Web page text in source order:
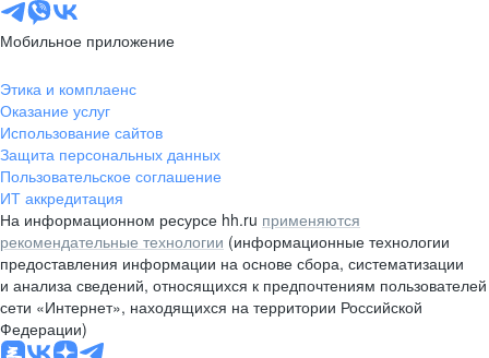
Мобильное приложение
Этика и комплаенс
Оказание услуг
Использование сайтов
Защита персональных данных
Пользовательское соглашение
ИТ аккредитация
На информационном ресурсе hh.ru применяются
рекомендательные технологии (информационные технологии
предоставления информации на основе сбора, систематизации
и анализа сведений, относящихся к предпочтениям пользователей
сети «Интернет», находящихся на территории Российской
Федерации)